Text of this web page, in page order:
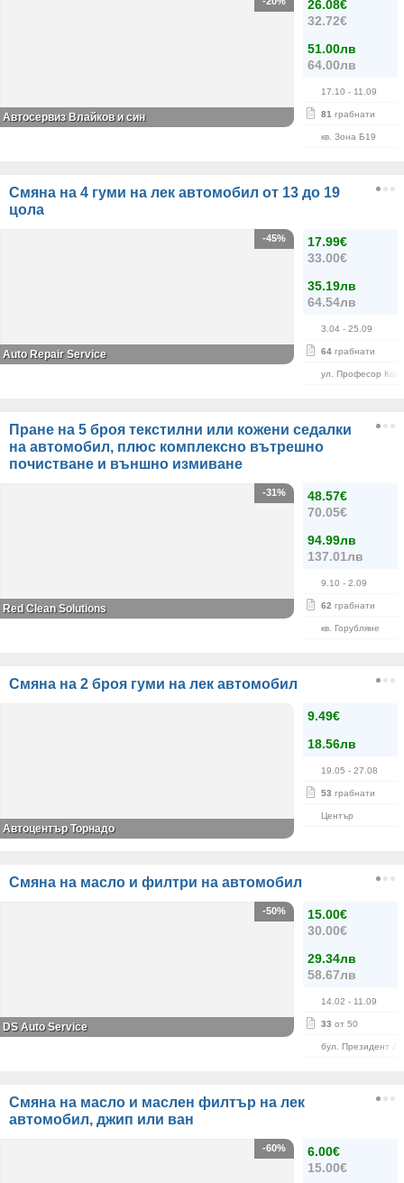
26.08€
32.72€
51.00лв
64.00лв
17.10 - 11.09
81 грабнати
кв. Зона Б19
Автосервиз Влайков и син
Смяна на 4 гуми на лек автомобил от 13 до 19
цола
17.99€
33.00€
35.19лв
64.54лв
3.04 - 25.09
64 грабнати
ул. Професор
-45%
Auto Repair Service
Пране на 5 броя текстилни или кожени седалки
на автомобил, плюс комплексно вътрешно
почистване и външно измиване
48.57€
70.05€
94.99лв
137.01лв
9.10 - 2.09
62 грабнати
кв. Горубляне
-31%
Red Clean Solutions
Смяна на 2 броя гуми на лек автомобил
9.49€
18.56лв
19.05 - 27.08
53 грабнати
Център
Автоцентър Торнадо
Смяна на масло и филтри на автомобил
15.00€
30.00€
29.34лв
58.67лв
14.02 - 11.09
33 от 50
бул. Президент
-50%
DS Auto Service
Смяна на масло и маслен филтър на лек
автомобил, джип или ван
6.00€
15.00€
-60%